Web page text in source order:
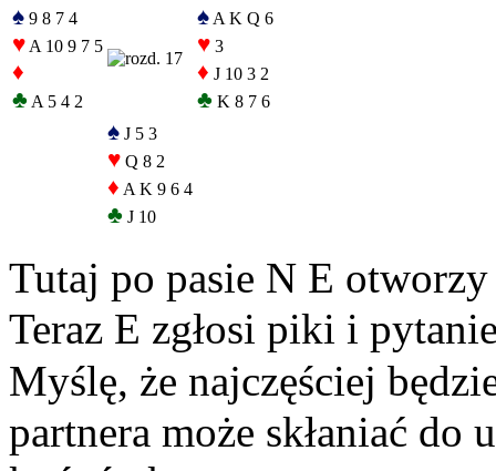
♠ 9 8 7 4
♥ A 10 9 7 5
♦
♣ A 5 4 2
♠ A K Q 6
♥ 3
♦ J 10 3 2
♣ K 8 7 6
♠ J 5 3
♥ Q 8 2
♦ A K 9 6 4
♣ J 10
Tutaj po pasie N E
Teraz E zgłosi piki i
Myślę, że najczęściej
partnera może skłaniać